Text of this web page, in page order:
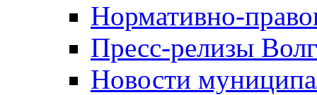
Нормативно-
Пресс-релизы
Новости